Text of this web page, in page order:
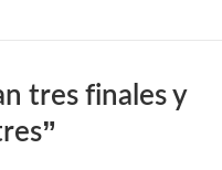
tres finales y